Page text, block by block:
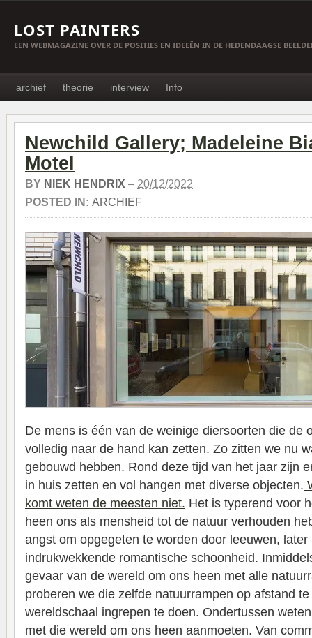
LOST PAINTERS
EEN WEBMAGAZINE OVER DE POSITIES EN IDEEËN IN DE HEDENDAAGSE
archief theorie interview Info
Newchild Gallery; Madeleine
Motel
BY NIEK HENDRIX – 20/12/2022
POSTED IN: ARCHIEF
De mens is één van de weinige diersoorten die de
volledig naar de hand kan zetten. Zo zitten we nu
gebouwd hebben. Rond deze tijd van het jaar zijn
in huis zetten en vol hangen met diverse objecten.
komt weten de meesten niet. Het is typerend voor
heen ons als mensheid tot de natuur verhouden
angst om opgegeten te worden door leeuwen,
indrukwekkende romantische schoonheid.
gevaar van de wereld om ons heen met alle
proberen we die zelfde natuurrampen op afstand
wereldschaal ingrepen te doen. Ondertussen
met die wereld om ons heen aanmoeten. Van